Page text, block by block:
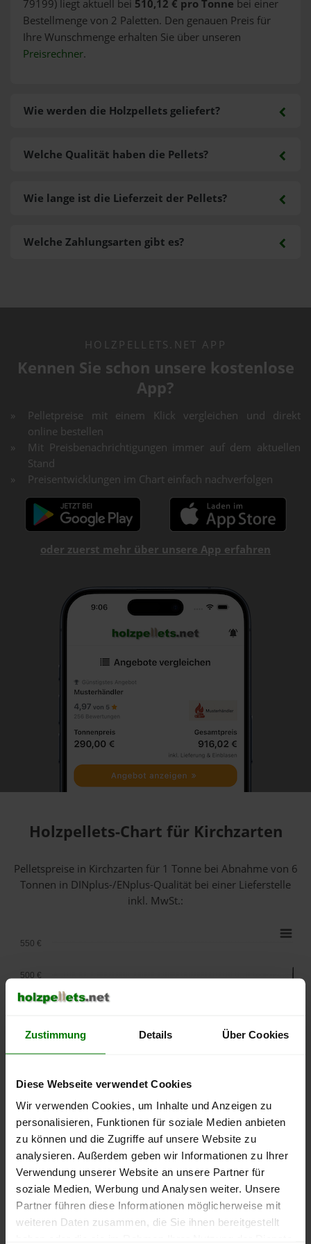
Zustimmung Details Über Cookies
Diese Webseite verwendet Cookies
Wir verwenden Cookies, um Inhalte und Anzeigen zu
personalisieren, Funktionen für soziale Medien anbieten
zu können und die Zugriffe auf unsere Website zu
analysieren. Außerdem geben wir Informationen zu Ihrer
Verwendung unserer Website an unsere Partner für
soziale Medien, Werbung und Analysen weiter. Unsere
Partner führen diese Informationen möglicherweise mit
weiteren Daten zusammen, die Sie ihnen bereitgestellt
79199) liegt aktuell bei 510,12 € pro Tonne bei einer
Bestellmenge von 2 Paletten. Den genauen Preis für
Ihre Wunschmenge erhalten Sie über unseren
Preisrechner.
Wie werden die Holzpellets geliefert?
Welche Zahlungsarten gibt es?
Welche Qualität haben die Pellets?
Wie lange ist die Lieferzeit der Pellets?
HOLZPELLETS.NET APP
Kennen Sie schon unsere kostenlose
App?
Pelletpreise mit einem Klick vergleichen und direkt
online bestellen
Mit Preisbenachrichtigungen immer auf dem aktuellen
Stand
Preisentwicklungen im Chart einfach nachverfolgen
oder zuerst mehr über unsere App erfahren
Holzpellets-Chart für Kirchzarten
Pelletspreise in Kirchzarten für 1 Tonne bei Abnahmevon 6
Tonnen in DINplus-/ENplus-Qualität bei einer Lieferstelle
inkl. MwSt.:
lose Ware Sackware
September
2025
Januar
2026
Mai
2026
250 €
300 €
400 €
500 €
550 €
Die aktuelle Preisentwicklung für Holzpellets in Deutschland
können Sie jederzeit auf unsererPelletspreise-Seite